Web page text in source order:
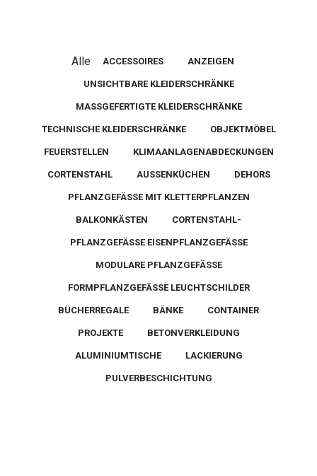
Alle ACCESSOIRES ANZEIGEN
UNSICHTBARE KLEIDERSCHRÄNKE
MASSGEFERTIGTE KLEIDERSCHRÄNKE
TECHNISCHE KLEIDERSCHRÄNKE OBJEKTMÖBEL
FEUERSTELLEN KLIMAANLAGENABDECKUNGEN
CORTENSTAHL AUSSENKÜCHEN DEHORS
PFLANZGEFÄSSE MIT KLETTERPFLANZEN
BALKONKÄSTEN CORTENSTAHL-
PFLANZGEFÄSSE EISENPFLANZGEFÄSSE
MODULARE PFLANZGEFÄSSE
FORMPFLANZGEFÄSSE LEUCHTSCHILDER
BÜCHERREGALE BÄNKE CONTAINER
PROJEKTE BETONVERKLEIDUNG
ALUMINIUMTISCHE LACKIERUNG
PULVERBESCHICHTUNG